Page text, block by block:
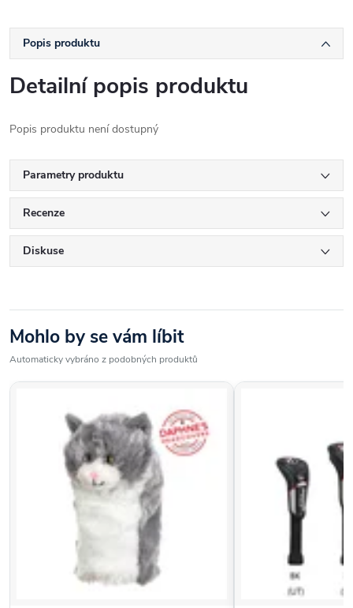
Popis produktu
Detailní popis produktu
Popis produktu není dostupný
Parametry produktu
Recenze
Diskuse
Mohlo by se vám líbit
Automaticky vybráno z podobných produktů